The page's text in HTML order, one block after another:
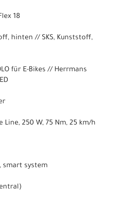
18
hinten // SKS, Kunststoff,
für E-Bikes // Herrmans
250 W, 75 Nm, 25 km/h
smart system